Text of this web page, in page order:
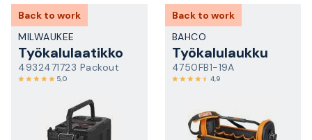
Back to work
MILWAUKEE
Työkalulaatikko
4932471723 Packout
5,0
Back to work
BAHCO
Työkalulaukku
4750FB1-19A
4,9